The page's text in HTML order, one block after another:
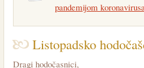
pandemijom
Listopadsko
Dragi hodočasnici,